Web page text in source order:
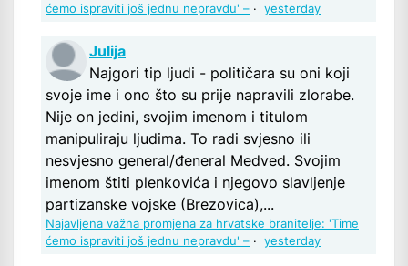
ćemo ispraviti još jednu nepravdu' – · yesterday
Julija
Najgori tip ljudi - političara su oni koji
svoje ime i ono što su prije napravili zlorabe.
Nije on jedini, svojim imenom i titulom
manipuliraju ljudima. To radi svjesno ili
nesvjesno general/đeneral Medved. Svojim
imenom štiti plenkovića i njegovo slavljenje
partizanske vojske (Brezovica),...
Najavljena važna promjena za hrvatske branitelje: 'Time
ćemo ispraviti još jednu nepravdu' – · yesterday